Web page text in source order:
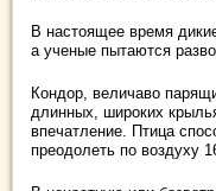
В настоящее время
а ученые пытаются
Кондор, величаво
длинных, широких
впечатление. Птица
преодолеть по воздуху